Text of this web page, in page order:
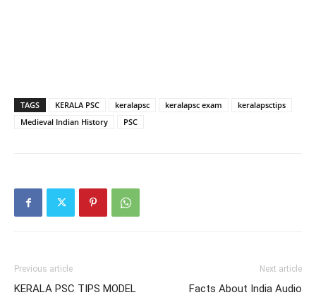
TAGS KERALA PSC keralapsc keralapsc exam
keralapsctips
Medieval Indian History
PSC
Previous article
KERALA PSC TIPS MODEL
Next article
Facts About India Audio